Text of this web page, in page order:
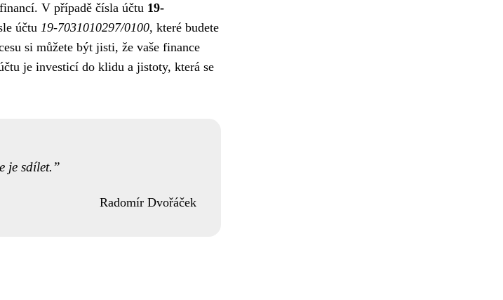
V případě čísla účtu 19-
účtu 19-7031010297/0100, které budete
si můžete být jisti, že vaše finance
je investicí do klidu a jistoty, která se
je sdílet.
Radomír Dvořáček